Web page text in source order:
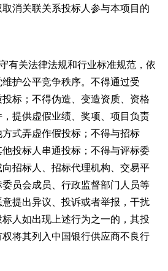
消关联关系投标人参与本项目的
有关法律法规和行业标准规范，依
护公平竞争秩序。不得通过受
标；不得伪造、变造资质、资格
提供虚假业绩、奖项、项目负责
式弄虚作假投标；不得与招标
投标人串通投标；不得与评标委
招标人、招标代理机构、交易平
员会成员、行政监督部门人员等
提出异议、投诉或者举报，干扰
人如出现上述行为之一的，其投
将其列入中国银行供应商不良行